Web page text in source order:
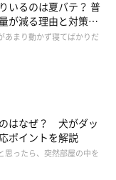
いるのは夏バテ？ 普
が減る理由と対策と
あまり動かず寝てばかりだ
はなぜ？ 犬がダッ
ポイントを解説
思ったら、突然部屋の中を